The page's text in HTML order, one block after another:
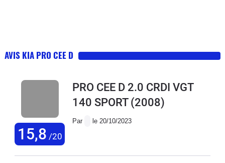
AVIS KIA PRO CEE D
15,8 /20
PRO CEE D 2.0 CRDI VGT
140 SPORT(2008)
Par le 20/10/2023